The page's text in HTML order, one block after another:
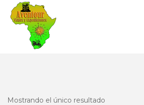
Mostrando el único resultado